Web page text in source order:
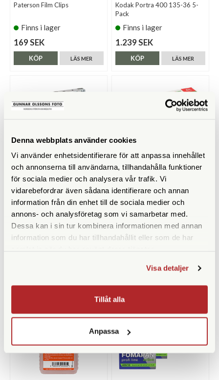
Denna webbplats använder cookies
Vi använder enhetsidentifierare för att anpassa innehållet
och annonserna till användarna, tillhandahålla funktioner
för sociala medier och analysera vår trafik. Vi
vidarebefordrar även sådana identifierare och annan
information från din enhet till de sociala medier och
annons- och analysföretag som vi samarbetar med.
Dessa kan i sin tur kombinera informationen med annan
information som du har tillhandahållit eller som de har
Visa detaljer
Tillåt alla
Anpassa
Paterson Film Clips
Finns i lager
169 SEK
LÄS MER
KÖP
Kodak Portra 400 135-36 5-
Pack
Finns i lager
1.239 SEK
LÄS MER
KÖP
AgfaPhoto
AgfaPhoto LeBox 400 27 Flash
Engångskamera Wedding
Edition Bröllopspaket 10-pack
Tillfälligt slut
1.990 SEK
Fomapan
Fomapan 400 135-36 Retro
Edition 5-pack
Tillfälligt slut
395 SEK
LÄS MER